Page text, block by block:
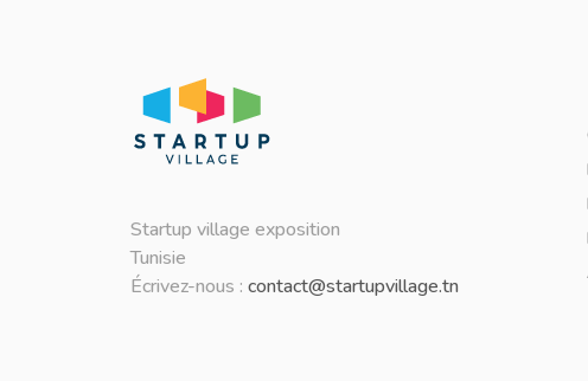
Startup village exposition
Tunisie
Écrivez-nous : contact@startupvillage.tn